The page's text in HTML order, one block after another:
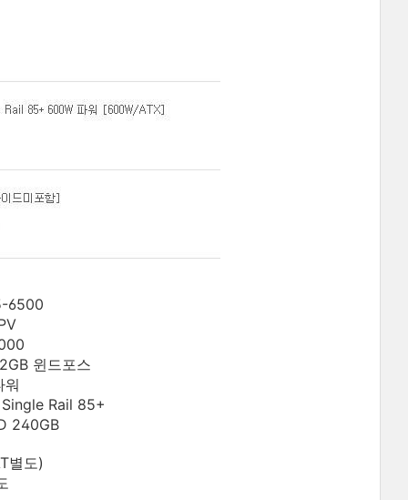
6500
윈드포스
워
Rail 85+
240GB
별도)